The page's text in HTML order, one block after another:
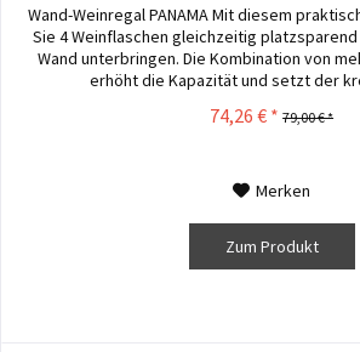
Wand-Weinregal PANAMA Mit diesem
Sie 4 Weinflaschen gleichzeitig
Wand unterbringen. Die Kombination von
erhöht die Kapazität und setzt der
74,26 € * 79,00 € *
Merken
Zum Produkt